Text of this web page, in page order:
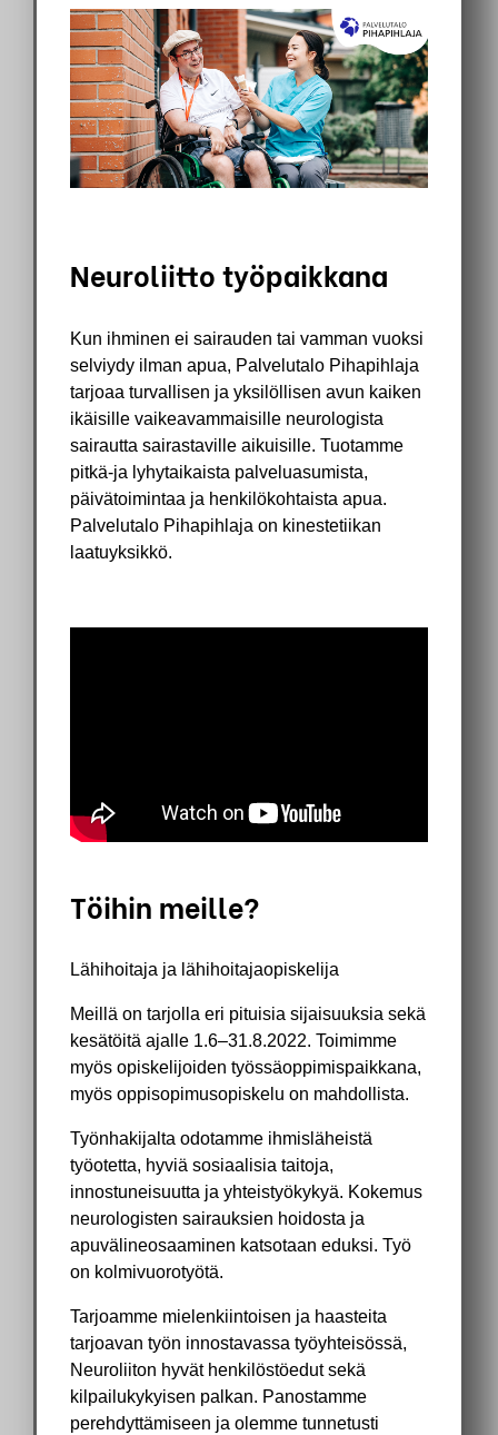
Neuroliitto työpaikkana
Kun ihminen ei sairauden tai vamman vuoksi
selviydy ilman apua, Palvelutalo Pihapihlaja
tarjoaa turvallisen ja yksilöllisen avun kaiken
ikäisille vaikeavammaisille neurologista
sairautta sairastaville aikuisille. Tuotamme
pitkä-ja lyhytaikaista palveluasumista,
päivätoimintaa ja henkilökohtaista apua.
Palvelutalo Pihapihlaja on kinestetiikan
laatuyksikkö.
Töihin meille?
Lähihoitaja ja lähihoitajaopiskelija
Meillä on tarjolla eri pituisia sijaisuuksia sekä
kesätöitä ajalle 1.6–31.8.2022. Toimimme
myös opiskelijoiden työssäoppimispaikkana,
myös oppisopimusopiskelu on mahdollista.
Työnhakijalta odotamme ihmisläheistä
työotetta, hyviä sosiaalisia taitoja,
innostuneisuutta ja yhteistyökykyä. Kokemus
neurologisten sairauksien hoidosta ja
apuvälineosaaminen katsotaan eduksi. Työ
on kolmivuorotyötä.
Tarjoamme mielenkiintoisen ja haasteita
tarjoavan työn innostavassa työyhteisössä,
Neuroliiton hyvät henkilöstöedut sekä
kilpailukykyisen palkan. Panostamme
perehdyttämiseen ja olemme tunnetusti